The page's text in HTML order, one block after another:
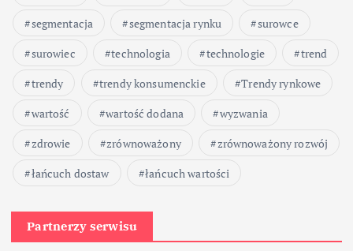
segmentacja
segmentacja rynku
surowce
surowiec
technologia technologie
trend
trendy
trendy konsumenckie
Trendy rynkowe
wartość
wartość dodana
wyzwania
zdrowie
zrównoważony
zrównoważony rozwój
łańcuch dostaw
łańcuch wartości
Partnerzy serwisu